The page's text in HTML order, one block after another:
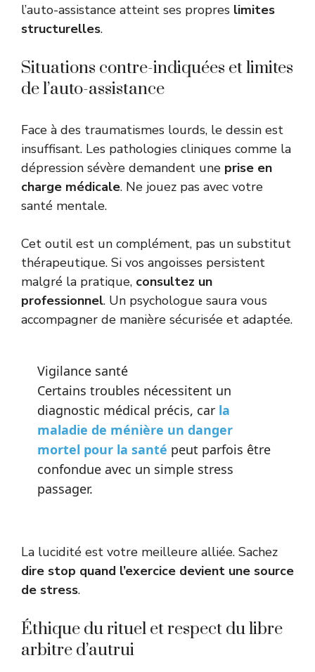
l’auto-assistance atteint ses propres limites
structurelles.
Situations contre-indiquées et limites
de l’auto-assistance
Face à des traumatismes lourds, le dessin est
insuffisant. Les pathologies cliniques comme la
dépression sévère demandent une prise en
charge médicale. Ne jouez pas avec votre
santé mentale.
Cet outil est un complément, pas un substitut
thérapeutique. Si vos angoisses persistent
malgré la pratique, consultez un
professionnel. Un psychologue saura vous
accompagner de manière sécurisée et adaptée.
Vigilance santé
Certains troubles nécessitent un
diagnostic médical précis, car la
maladie de ménière un danger
mortel pour la santé peut parfois être
confondue avec un simple stress
passager.
La lucidité est votre meilleure alliée. Sachez
dire stop quand l’exercice devient une source
de stress.
Éthique du rituel et respect du libre
arbitre d’autrui